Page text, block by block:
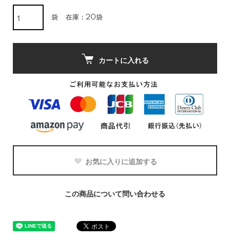
袋 在庫：20袋
カートに入れる
お気に入りに追加する
この商品について問い合わせる